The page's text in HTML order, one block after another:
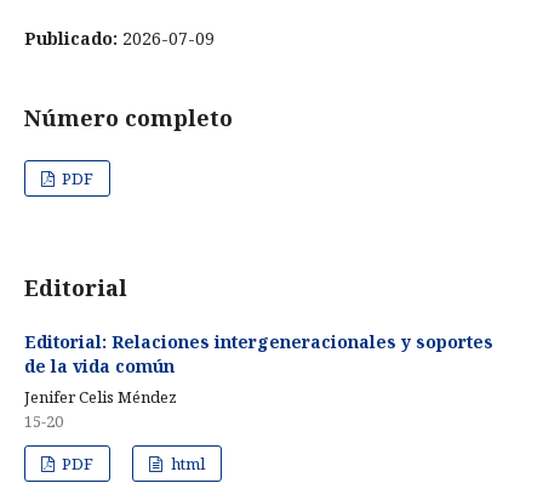
Publicado: 2026-07-09
Número completo
PDF
Editorial
Editorial: Relaciones intergeneracionales y soportes
de la vida común
Jenifer Celis Méndez
15-20
PDF
html